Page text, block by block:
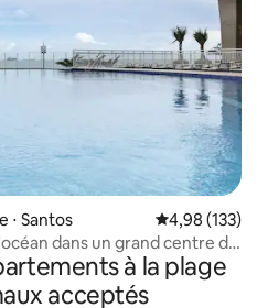
⋅ Santos Évaluation
4,98 (133)
dans un grand centre de
à la plage
acceptés